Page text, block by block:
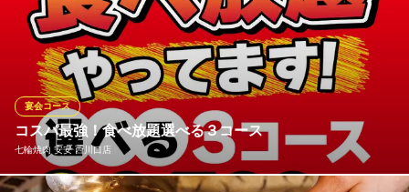
埼玉県川口市栄町3-9-11 リーヴァビル2F
お得な食べ放題プランは2,838円(税込)～！ご予算や用途で3種か
らお選びいただけます。プラス1,430円(税込)で飲み放題付にも変
更可◎少人数から大人数までのご宴会が可能です！ 飲み放題・歓
迎会・送迎会・女子会・飲み会・同窓会・ファミリーなど様々な
シーンでお得に炭火焼肉宴会をお楽しみください！
七輪焼肉 安安 川口店
炭火使用の低価格焼肉店
ＪＲ京浜東北線川口駅 徒歩5分
コスパ最強！食べ放題選べる３コース
七輪焼肉 安安 西川口店
宴会コース